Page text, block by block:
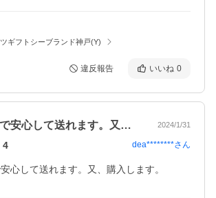
ギフトシーブランド神戸(Y)
違反報告 いいね 0
間違いない味で安心して送れます。又、購… 2024/1/31
4 dea********さん
心して送れます。又、購入します。